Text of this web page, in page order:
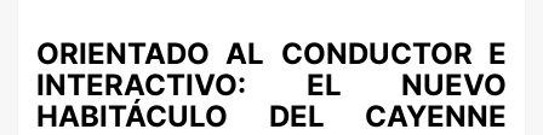
ORIENTADO AL CONDUCTOR E
INTERACTIVO: EL NUEVO
HABITÁCULO DEL CAYENNE